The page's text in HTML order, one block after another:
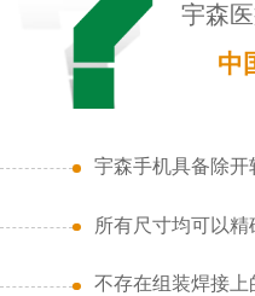
宇森
中
宇森手机具备除
所有尺寸均可以
不存在组装焊接上